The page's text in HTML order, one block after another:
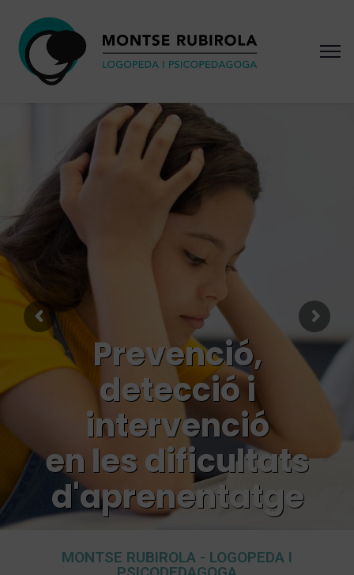
Prevenció,
detecció i
intervenció
en les dificultats
d'aprenentatge
MONTSE RUBIROLA - LOGOPEDA I